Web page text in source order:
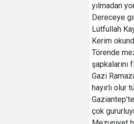
yılmadan
Dereceye
Lütfullah
Kerim
Törende
şapkalarını
Gazi
hayırlı olur
çok